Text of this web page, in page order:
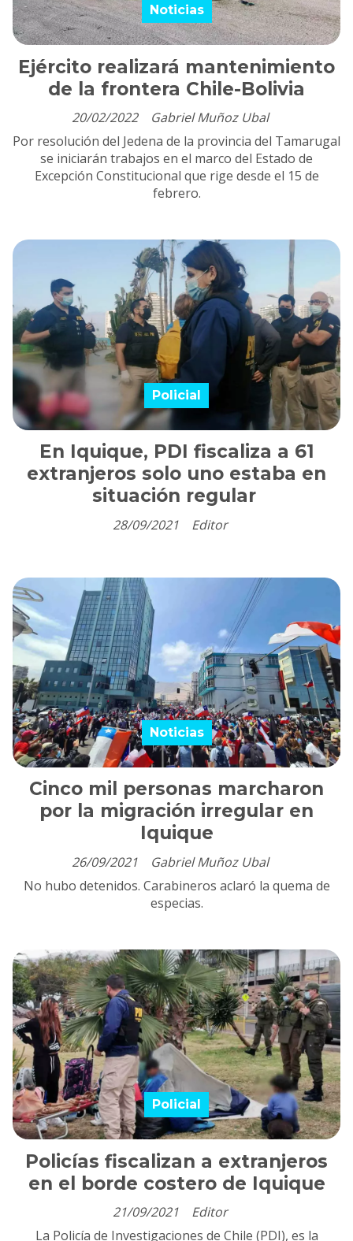
Ejército realizará mantenimiento
de la frontera Chile-Bolivia
Gabriel Muñoz Ubal
Noticias
20/02/2022
Por resolución del Jedena de la provincia del Tamarugal
se iniciarán trabajos en el marco del Estado de
Excepción Constitucional que rige desde el 15 de
febrero.
En Iquique, PDI fiscaliza a 61
extranjeros solo uno estaba en
situación regular
Editor
Policial
28/09/2021
Cinco mil personas marcharon
por la migración irregular en
Iquique
Gabriel Muñoz Ubal
Noticias
26/09/2021
No hubo detenidos. Carabineros aclaró la quema de
especias.
Policías fiscalizan a extranjeros
en el borde costero de Iquique
Editor
Policial
21/09/2021
La Policía de Investigaciones de Chile (PDI), es la